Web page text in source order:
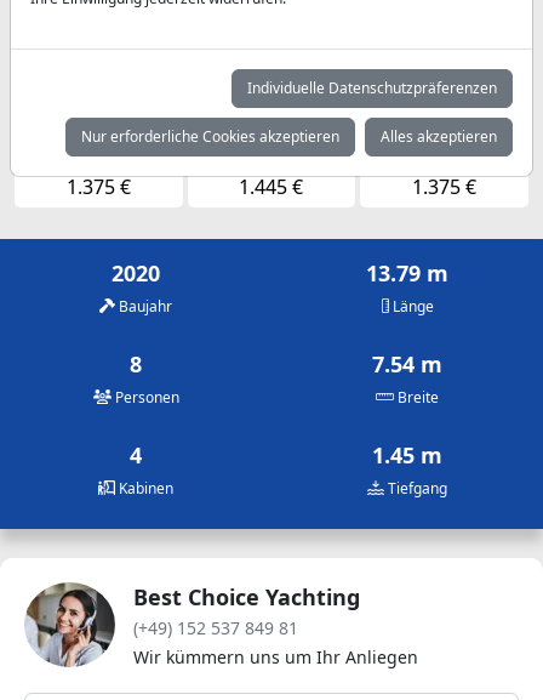
1.215 €
Juni
1.375 €
Juli
1.375 €
August
1.375 €
September
1.445 €
Oktober
1.375 €
2020
Baujahr
13.79 m
Länge
8
Personen
7.54 m
Breite
4
Kabinen
1.45 m
Tiefgang
Best Choice Yachting
(+49) 152 537 849 81
Wir kümmern uns um Ihr Anliegen
Individuelle Datenschutzpräferenzen
Nur erforderliche Cookies akzeptieren Alles akzeptieren